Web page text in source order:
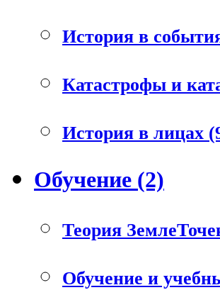
История в
Катастрофы и
История в лицах
Обучение (2)
Теория
Обучение и